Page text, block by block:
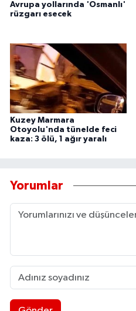
Avrupa yollarında 'Osmanlı'
rüzgarı esecek
Kuzey Marmara
Otoyolu'nda tünelde feci
kaza: 3 ölü, 1 ağır yaralı
Yorumlar